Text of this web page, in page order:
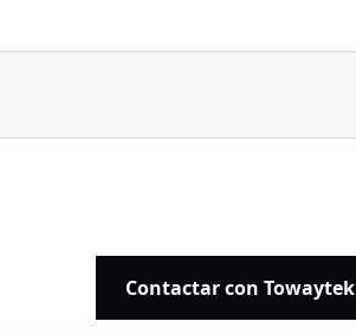
Contactar con Towaytek